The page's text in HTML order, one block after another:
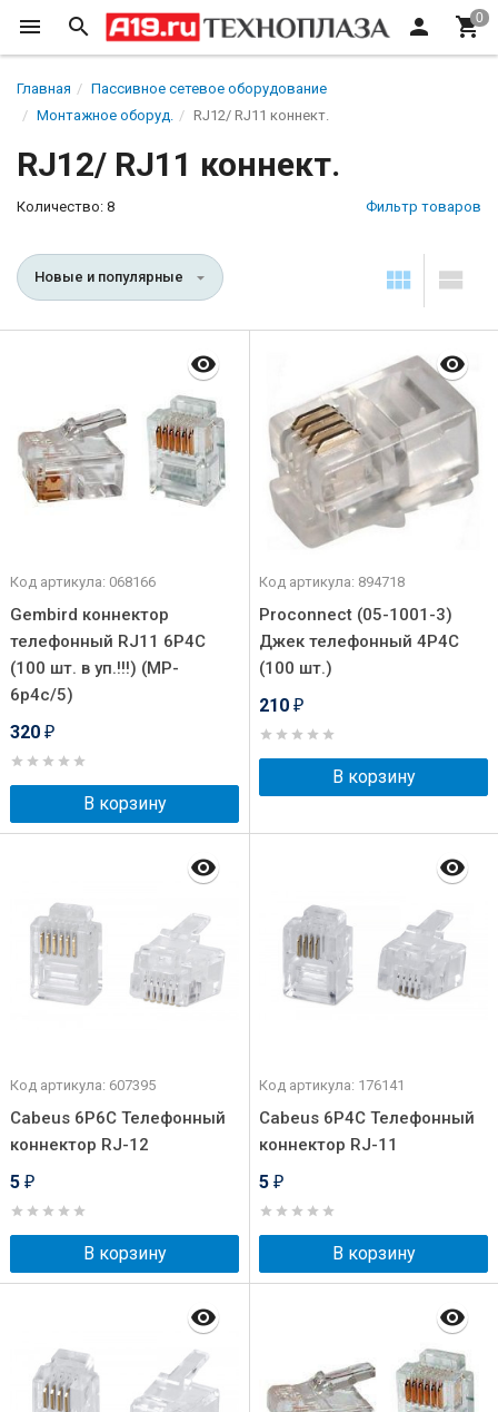
Главная
Пассивное сетевое оборудование
Монтажное оборуд.
RJ12/ RJ11 коннект.
RJ12/ RJ11 коннект.
Количество: 8 Фильтр товаров
Новые и популярные
Код артикула: 068166
Gembird коннектор
телефонный RJ11 6P4C
(100 шт. в уп.!!!) (MP-
6p4c/5)
320 ₽
В корзину
Код артикула: 894718
Proconnect (05-1001-3)
Джек телефонный 4P4C
(100 шт.)
210 ₽
В корзину
Код артикула: 607395
Cabeus 6P6C Телефонный
коннектор RJ-12
5 ₽
В корзину
Код артикула: 176141
Cabeus 6P4C Телефонный
коннектор RJ-11
5 ₽
В корзину